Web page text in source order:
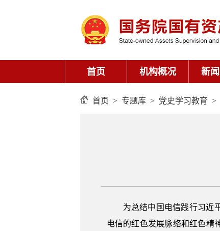
首页 > 专题库 > 党史学习教育 >
为总结中国电信践行习近
电信的红色发展脉络和红色精